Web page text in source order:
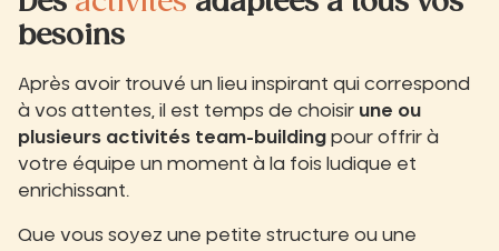
besoins
Après avoir trouvé un lieu inspirant qui correspond
à vos attentes, il est temps de choisir une ou
plusieurs activités team-building pour offrir à
votre équipe un moment à la fois ludique et
enrichissant.
Que vous soyez une petite structure ou une